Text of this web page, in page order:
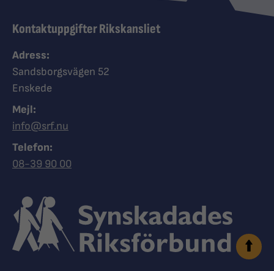
Kontaktuppgifter Rikskansliet
Adress:
Sandsborgsvägen 52
Enskede
Mejl:
info@srf.nu
Telefon:
Ring Synskadades riksförbund
08-39 90 00